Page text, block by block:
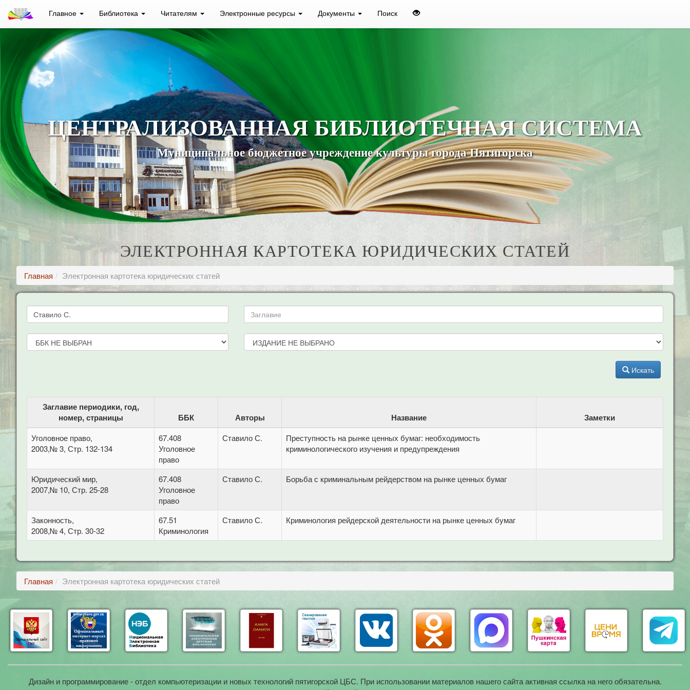
Главное Библиотека Читателям Электронные ресурсы Документы Поиск
ЦЕНТРАЛИЗОВАННАЯ БИБЛИОТЕЧНАЯ СИСТЕМА
Муниципальное бюджетное учреждение культуры города Пятигорска
ЭЛЕКТРОННАЯ КАРТОТЕКА ЮРИДИЧЕСКИХ СТАТЕЙ
Главная Электронная картотека юридических статей
Искать
Заглавие периодики, год,
номер, страницы
ББК Авторы Название Заметки
Уголовное право,
2003,№ 3, Стр. 132-134
67.408
Уголовное
право
Ставило С.
Преступность на рынке ценных бумаг: необходимость
криминологического изучения и предупреждения
Юридический мир,
2007,№ 10, Стр. 25-28
67.408
Уголовное
право
Ставило С. Борьба с криминальным рейдерством на рынке ценных бумаг
Законность,
2008,№ 4, Стр. 30-32
67.51
Криминология
Ставило С. Криминология рейдерской деятельности на рынке ценных бумаг
Главная Электронная картотека юридических статей
Дизайн и программирование - отдел компьютеризации и новых технологий пятигорской ЦБС. При использовании материалов нашего сайта активная ссылка на него обязательна.